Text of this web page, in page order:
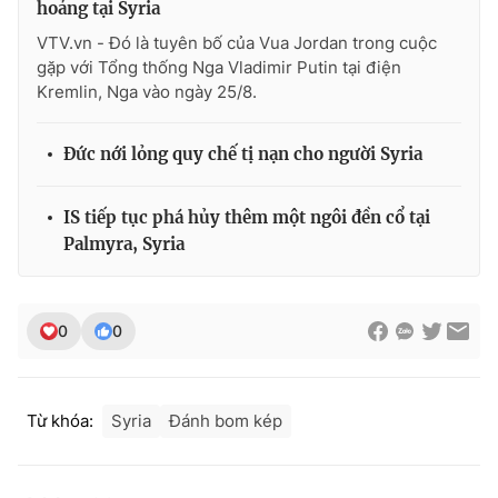
THỜI BÁO VTV
Theo dõi báo trên
Cơ quan báo chí:
Giấy phép hoạt động báo in và báo điện tử số 483/GP-BTTTT
Phó Tổng Biên tập:
Nguyễn Thị Mỹ Hạnh, Phạm Quốc Thắng,
hoảng tại Syria
VTV.vn - Đó là tuyên bố của Vua Jordan trong cuộc
gặp với Tổng thống Nga Vladimir Putin tại điện
Kremlin, Nga vào ngày 25/8.
Đức nới lỏng quy chế tị nạn cho người Syria
IS tiếp tục phá hủy thêm một ngôi đền cổ tại
Palmyra, Syria
0 0
Từ khóa: Syria Đánh bom kép